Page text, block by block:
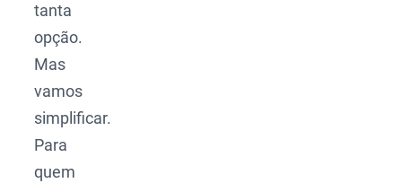
tanta
opção.
Mas
vamos
simplificar.
Para
quem